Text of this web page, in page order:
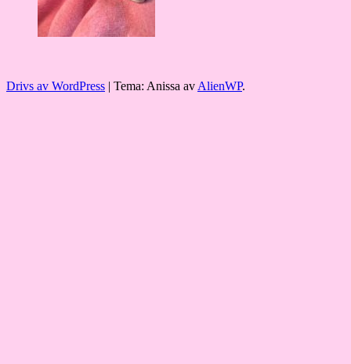
Drivs av WordPress Tema: Anissa avAlienWP.